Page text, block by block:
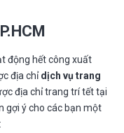
động hết công xuất
địa chỉdịch vụ trang
địa chỉ trang trí tết tại
gợi ý cho các bạn một